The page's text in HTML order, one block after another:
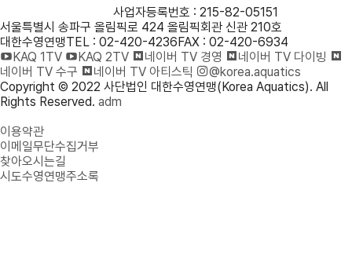
사업자등록번호 : 215-82-05151
서울특별시 송파구 올림픽로 424 올림픽회관 신관 210호
대한수영연맹TEL : 02-420-4236FAX : 02-420-6934
KAQ 1TV
KAQ 2TV 네이버 TV 경영
네이버 TV 다이빙
네이버 TV 수구
네이버 TV 아티스틱
@korea.aquatics
Copyright © 2022 사단법인 대한수영연맹(Korea Aquatics). All
Rights Reserved. adm
이용약관
이메일무단수집거부
찾아오시는길
시도수영연맹주소록